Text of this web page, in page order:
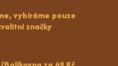
vybíráme pouze
značky